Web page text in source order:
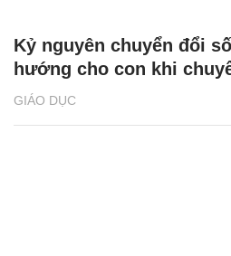
GIÁO DỤC
Kỷ nguyên chuyển đổi
hướng cho con khi